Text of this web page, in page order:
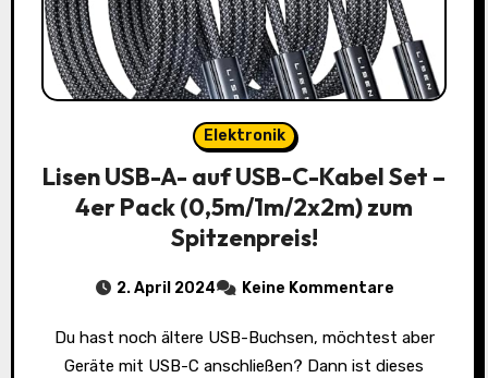
Elektronik
Lisen USB-A- auf USB-C-Kabel Set –
4er Pack (0,5m/1m/2x2m) zum
Spitzenpreis!
2. April 2024 Keine Kommentare
Du hast noch ältere USB-Buchsen, möchtest aber
Geräte mit USB-C anschließen? Dann ist dieses